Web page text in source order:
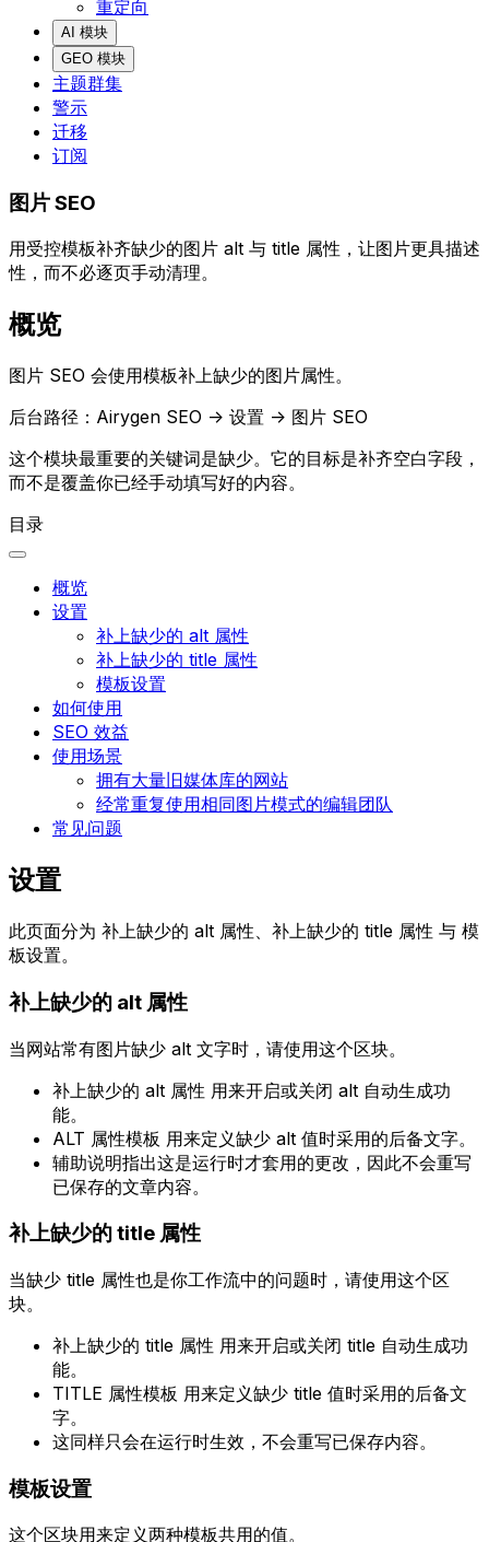
重定向
AI 模块
GEO 模块
主题群集
警示
迁移
订阅
图片 SEO
用受控模板补齐缺少的图片 alt 与 title 属性，让图片更具描述
性，而不必逐页手动清理。
概览
图片 SEO 会使用模板补上缺少的图片属性。
后台路径： Airygen SEO -> 设置 -> 图片 SEO
这个模块最重要的关键词是缺少。它的目标是补齐空白字段，
而不是覆盖你已经手动填写好的内容。
目录
概览
设置
补上缺少的 alt 属性
补上缺少的 title 属性
模板设置
如何使用
SEO 效益
使用场景
拥有大量旧媒体库的网站
经常重复使用相同图片模式的编辑团队
常见问题
设置
此页面分为 补上缺少的 alt 属性、 补上缺少的 title 属性 与 模
板设置。
补上缺少的 alt 属性
当网站常有图片缺少 alt 文字时，请使用这个区块。
补上缺少的 alt 属性 用来开启或关闭 alt 自动生成功
能。
ALT 属性模板 用来定义缺少 alt 值时采用的后备文字。
辅助说明指出这是运行时才套用的更改，因此不会重写
已保存的文章内容。
补上缺少的 title 属性
当缺少 title 属性也是你工作流中的问题时，请使用这个区
块。
补上缺少的 title 属性 用来开启或关闭 title 自动生成功
能。
TITLE 属性模板 用来定义缺少 title 值时采用的后备文
字。
这同样只会在运行时生效，不会重写已保存内容。
模板设置
这个区块用来定义两种模板共用的值。